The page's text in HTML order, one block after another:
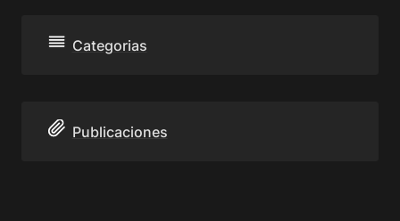
Categorias
Publicaciones